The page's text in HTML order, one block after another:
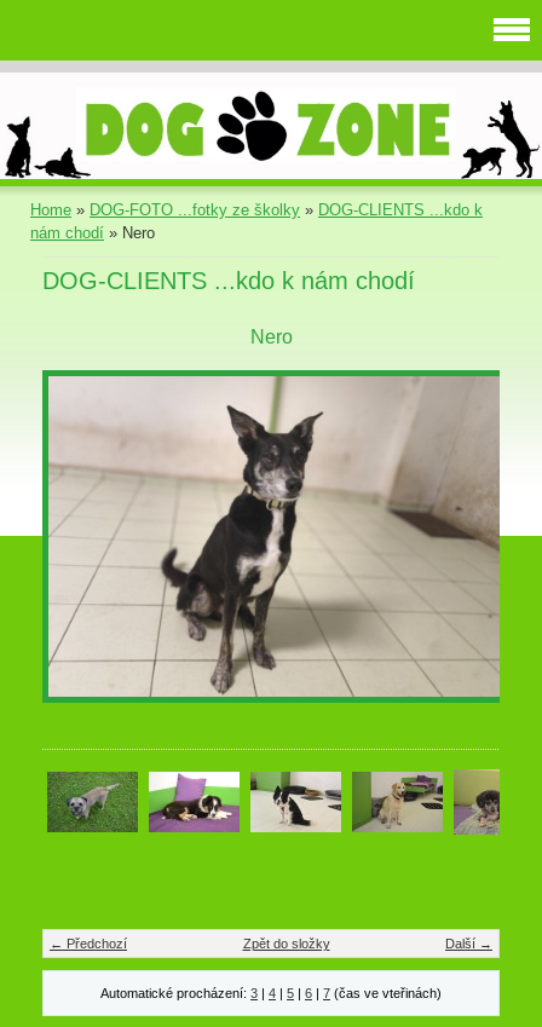
Home » DOG-FOTO ...fotky ze školky » DOG-CLIENTS ...kdo k
nám chodí » Nero
DOG-CLIENTS ...kdo k nám chodí
Nero
← Předchozí Další →
Zpět do složky
Automatické procházení: 3 4 5 6 7 (čas ve vteřinách)